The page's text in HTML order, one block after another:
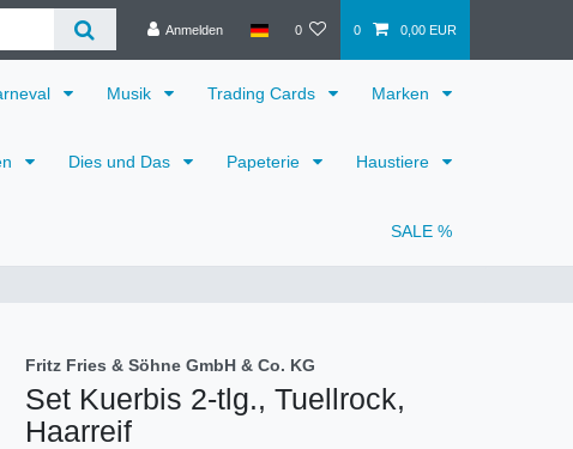
Anmelden 0 0 0,00 EUR
Musik Trading Cards Marken
Dies und Das Papeterie Haustiere
SALE %
Fritz Fries & Söhne GmbH & Co. KG
Set Kuerbis 2-tlg., Tuellrock,
Haarreif